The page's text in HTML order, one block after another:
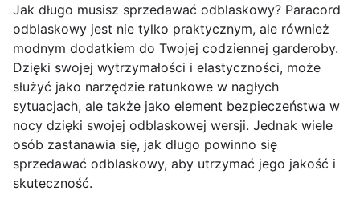
Jak długo musisz sprzedawać odblaskowy? Paracord
odblaskowy jest nie tylko praktycznym, ale również
modnym dodatkiem do Twojej codziennej garderoby.
Dzięki swojej wytrzymałości i elastyczności, może
służyć jako narzędzie ratunkowe w nagłych
sytuacjach, ale także jako element bezpieczeństwa w
nocy dzięki swojej odblaskowej wersji. Jednak wiele
osób zastanawia się, jak długo powinno się
sprzedawać odblaskowy, aby utrzymać jego jakość i
skuteczność.